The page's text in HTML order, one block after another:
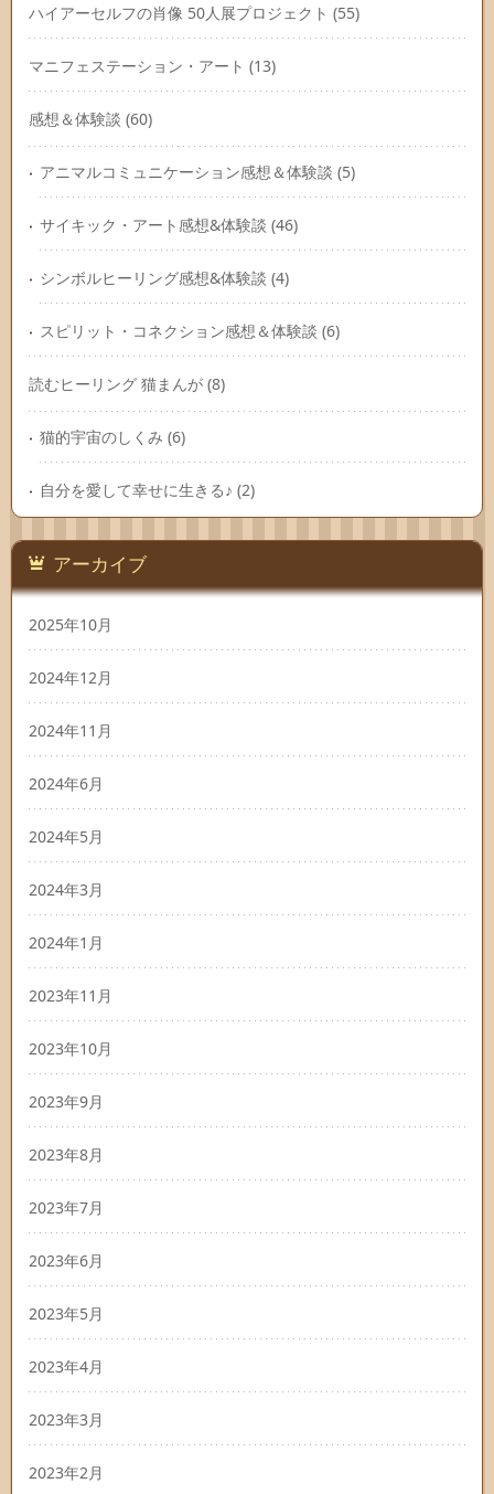
ハイアーセルフの肖像 50人展プロジェクト (55)
マニフェステーション・アート (13)
感想＆体験談 (60)
アニマルコミュニケーション感想＆体験談 (5)
サイキック・アート感想&体験談 (46)
シンボルヒーリング感想&体験談 (4)
スピリット・コネクション感想＆体験談 (6)
読むヒーリング 猫まんが (8)
猫的宇宙のしくみ (6)
自分を愛して幸せに生きる♪ (2)
アーカイブ
2025年10月
2024年12月
2024年11月
2024年6月
2024年5月
2024年3月
2024年1月
2023年11月
2023年10月
2023年9月
2023年8月
2023年7月
2023年6月
2023年5月
2023年4月
2023年3月
2023年2月